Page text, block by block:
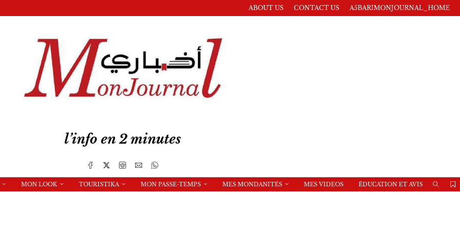
ABOUT US CONTACT US A5BARIMONJOURNAL_HOME
l’info en 2 minutes
MON LOOK TOURISTIKA MON PASSE-TEMPS MES MONDANITÉS MES VIDEOS ÉDUCATION ET AVIS